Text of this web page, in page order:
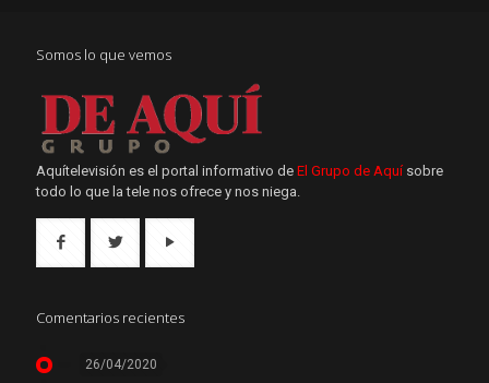
Somos lo que vemos
Aquítelevisión es el portal informativo de El Grupo de Aquí sobre
todo lo que la tele nos ofrece y nos niega.
Comentarios recientes
26/04/2020